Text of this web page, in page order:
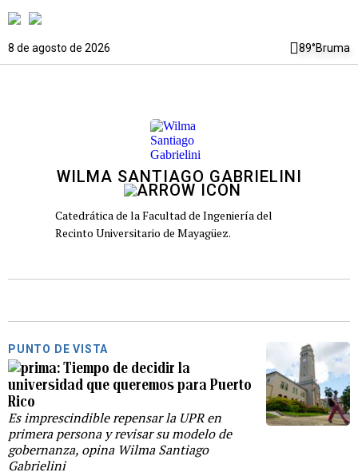
8 de agosto de 2026 89°Bruma
WILMA SANTIAGO GABRIELINI
Catedrática de la Facultad de Ingeniería del
Recinto Universitario de Mayagüez.
PUNTO DE VISTA
Tiempo de decidir la
universidad que queremos para Puerto
Rico
Es imprescindible repensar la UPR en
primera persona y revisar su modelo de
gobernanza, opina Wilma Santiago
Gabrielini